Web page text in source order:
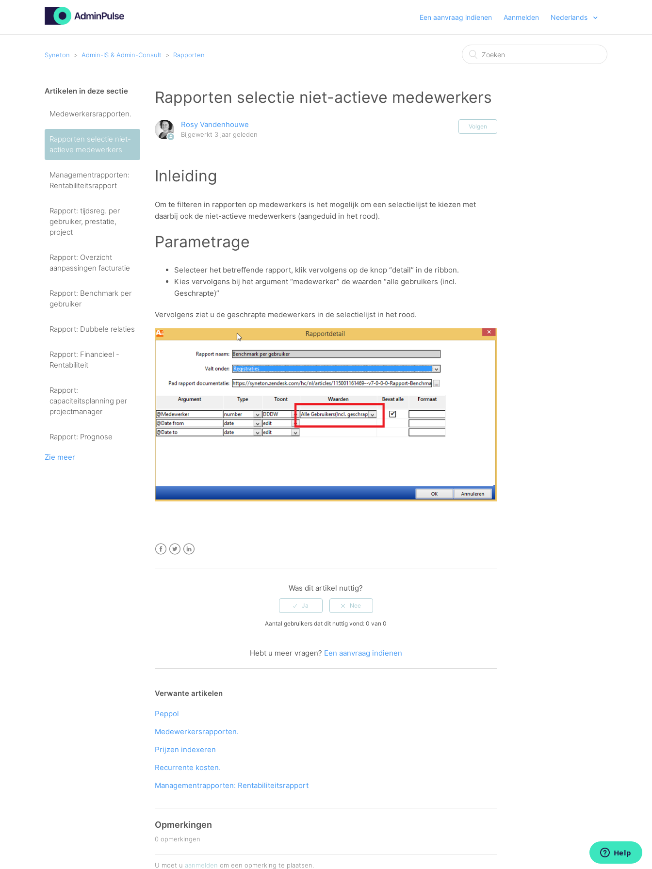
Een aanvraag indienen Aanmelden Nederlands
Syneton Admin-IS & Admin-Consult Rapporten
Artikelen in deze sectie
Medewerkersrapporten.
Rapporten selectie niet-
actieve medewerkers
Managementrapporten:
Rentabiliteitsrapport
Rapport: tijdsreg. per
gebruiker, prestatie,
project
Rapport: Overzicht
aanpassingen facturatie
Rapport: Benchmark per
gebruiker
Rapport: Dubbele relaties
Rapport: Financieel -
Rentabiliteit
Rapport:
capaciteitsplanning per
projectmanager
Rapport: Prognose
Zie meer
Rapporten selectie niet-actieve medewerkers
Rosy Vandenhouwe
Bijgewerkt 3 jaar geleden
Volgen
Inleiding
Om te filteren in rapporten op medewerkers is het mogelijk om een selectielijst te kiezen met
daarbij ook de niet-actieve medewerkers (aangeduid in het rood).
Parametrage
Selecteer het betreffende rapport, klik vervolgens op de knop “detail” in de ribbon.
Kies vervolgens bij het argument “medewerker” de waarden “alle gebruikers (incl.
Geschrapte)”
Vervolgens ziet u de geschrapte medewerkers in de selectielijst in het rood.
Was dit artikel nuttig?
Aantal gebruikers dat dit nuttig vond: 0 van 0
Hebt u meer vragen? Een aanvraag indienen
Verwante artikelen
Peppol
Medewerkersrapporten.
Prijzen indexeren
Recurrente kosten.
Managementrapporten: Rentabiliteitsrapport
Opmerkingen
0 opmerkingen
U moet u aanmelden om een opmerking te plaatsen.